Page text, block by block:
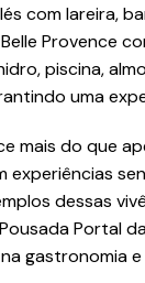
com lareira,
Provence
piscina,
uma
mais do que
experiências
dessas
Portal
gastronomia